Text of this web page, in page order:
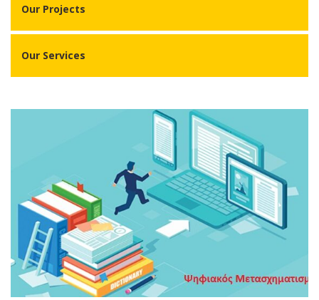
Our Projects
Our Services